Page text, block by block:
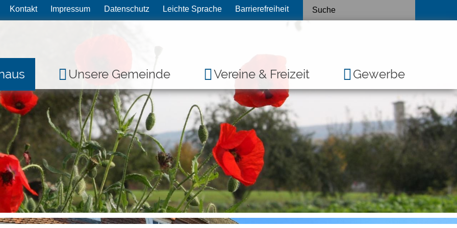
Kontakt Impressum Datenschutz Leichte Sprache Barrierefreiheit
Unsere Gemeinde Vereine & Freizeit Gewerbe